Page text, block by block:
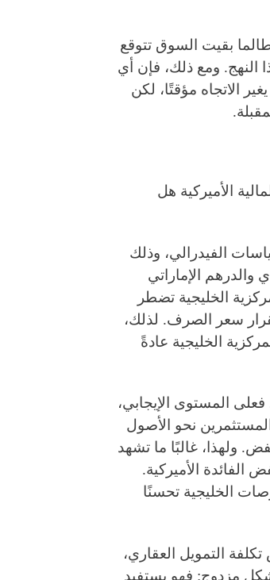
بقيت السوق تتوقع
النهج. ومع ذلك، فإن أي
الاتجاه مؤقتًا، لكن
الأميركية هل
الفيدرالي، وذلك
والدرهم الإماراتي
الخليجية تضطر
سعر الصرف. لذلك،
الخليجية عادةً
المستوى الإيجابي،
نحو الأصول
ولهذا، غالبًا ما تشهد
الأميركية.
الخليجية تحسنًا
التمويل العقاري،
مزدوج: فهو يستفيد